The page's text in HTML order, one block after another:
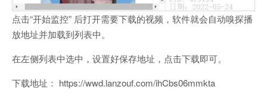
点击“开始监控” 后打开需要下载的视频，软件就会自动嗅探播
放地址并加载到列表中。
在左侧列表中选中，设置好保存地址，点击下载即可。
下载地址： https://wwd.lanzouf.com/ihCbs06mmkta